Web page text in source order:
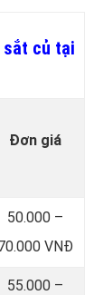
sắt củ tại
Đơn giá
50.000 –
VNĐ
55.000 –